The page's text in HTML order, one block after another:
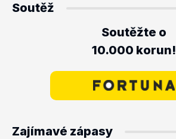
Soutěž
Soutěžte o
10.000 korun!
Zajímavé zápasy